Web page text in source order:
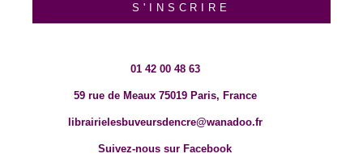
S'INSCRIRE
01 42 00 48 63
59 rue de Meaux 75019 Paris, France
librairielesbuveursdencre@wanadoo.fr
Suivez-nous sur Facebook